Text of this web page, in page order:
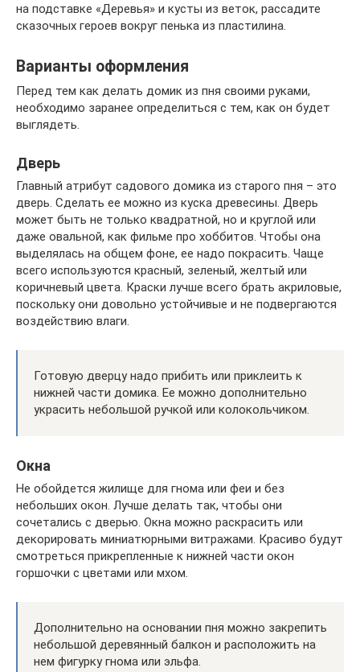
на подставке «Деревья» и кусты из веток, рассадите
сказочных героев вокруг пенька из пластилина.
Варианты оформления
Перед тем как делать домик из пня своими руками,
необходимо заранее определиться с тем, как он будет
выглядеть.
Дверь
Главный атрибут садового домика из старого пня – это
дверь. Сделать ее можно из куска древесины. Дверь
может быть не только квадратной, но и круглой или
даже овальной, как фильме про хоббитов. Чтобы она
выделялась на общем фоне, ее надо покрасить. Чаще
всего используются красный, зеленый, желтый или
коричневый цвета. Краски лучше всего брать акриловые,
поскольку они довольно устойчивые и не подвергаются
воздействию влаги.
Готовую дверцу надо прибить или приклеить к
нижней части домика. Ее можно дополнительно
украсить небольшой ручкой или колокольчиком.
Окна
Не обойдется жилище для гнома или феи и без
небольших окон. Лучше делать так, чтобы они
сочетались с дверью. Окна можно раскрасить или
декорировать миниатюрными витражами. Красиво будут
смотреться прикрепленные к нижней части окон
горшочки с цветами или мхом.
Дополнительно на основании пня можно закрепить
небольшой деревянный балкон и расположить на
нем фигурку гнома или эльфа.